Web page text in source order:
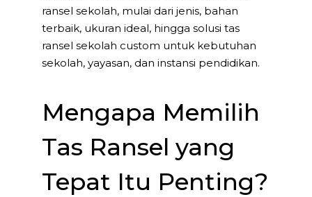
ransel sekolah, mulai dari jenis, bahan
terbaik, ukuran ideal, hingga solusi tas
ransel sekolah custom untuk kebutuhan
sekolah, yayasan, dan instansi pendidikan.
Mengapa Memilih
Tas Ransel yang
Tepat Itu Penting?